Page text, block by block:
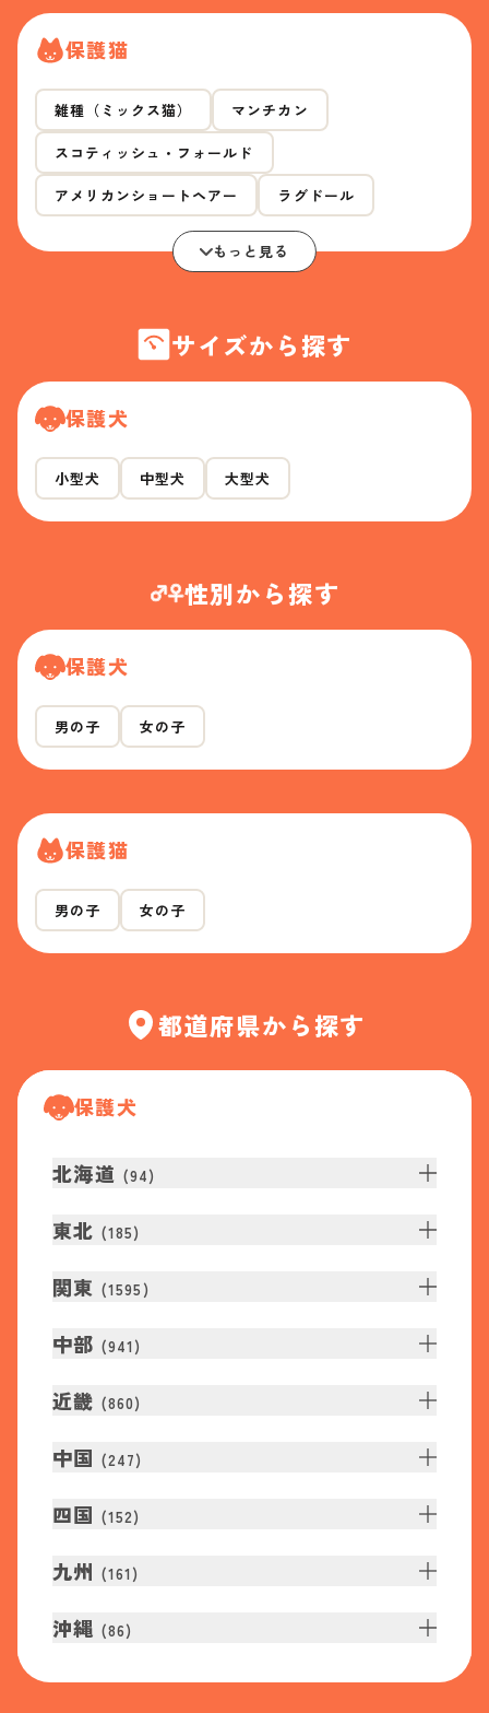
保護猫
雑種（ミックス猫） マンチカン
スコティッシュ・フォールド
アメリカンショートヘアー ラグドール
もっと見る
サイズから探す
保護犬
小型犬 中型犬 大型犬
性別から探す
保護犬
男の子 女の子
保護猫
男の子 女の子
都道府県から探す
保護犬
北海道 (94)
東北 (185)
関東 (1595 )
中部 (941 )
近畿 (860)
中国 (247)
四国 (152)
九州 (161 )
沖縄 (86)